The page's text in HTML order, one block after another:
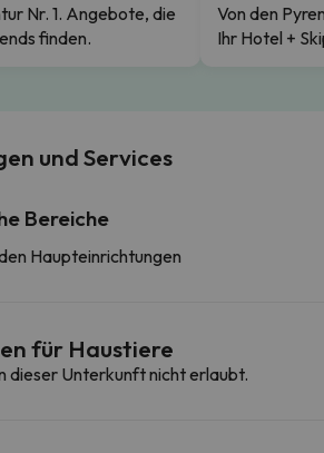
Nr. 1. Angebote, die
finden.
Von den
Ihr Hotel +
und Services
Bereiche
Haupteinrichtungen
für Haustiere
dieser Unterkunft nicht erlaubt.